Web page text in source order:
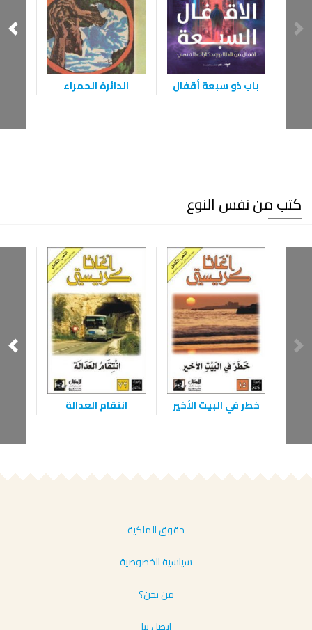
باب ذو سبعة أقفال الدائرة الحمراء
كتب من نفس النوع
خطر في البيت الأخير انتقام العدالة
حقوق الملكية
سياسية الخصوصية
من نحن؟